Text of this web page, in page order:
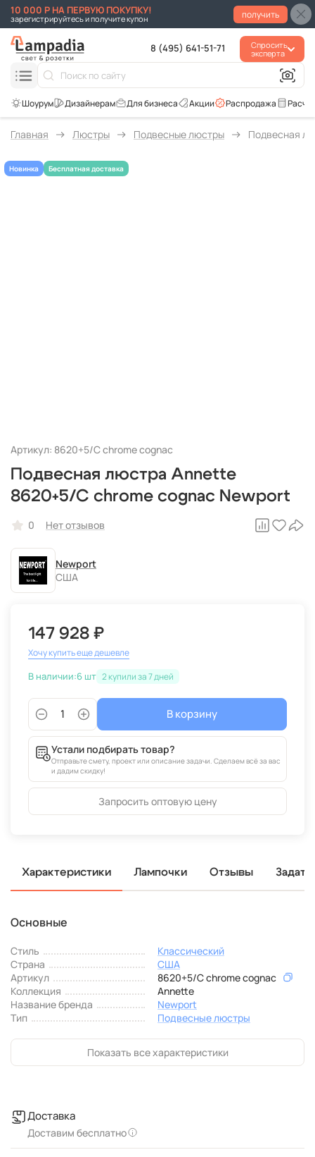
10 000 Р НА ПЕРВУЮ ПОКУПКУ!
зарегистрируйтесь и получите купон получить
8 (495) 641-51-71
Спросить
эксперта
Распродажа
Акции
Для бизнеса
Главная Люстры Подвесные люстры Подвесная
Артикул: 8620+5/C chrome cognac
Подвесная люстра Annette
8620+5/C chrome cognac Newport
0 Нет отзывов
Newport
США
147 928 ₽
Хочу купить еще дешевле
В наличии:6 шт 2
В корзину
Устали подбирать товар?
Отправьте смету, проект или описание задачи. Сделаем всё за вас
и дадим скидку!
Запросить оптовую цену
Характеристики Лампочки Отзывы
Основные
Стиль
Классический
Страна
США
Артикул
8620+5/C chrome cognac
Коллекция
Annette
Название бренда
Newport
Тип
Подвесные люстры
Показать все характеристики
Доставка
Доставим бесплатно